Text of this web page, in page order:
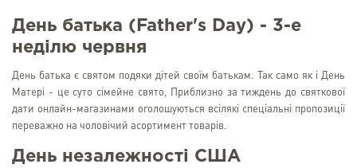
День батька (Father's Day) - 3-е
неділю червня
День батька є святом подяки дітей своїм батькам. Так само як і День
Матері - це суто сімейне свято, Приблизно за тиждень до святкової
дати онлайн-магазинами оголошуються всілякі спеціальні пропозиції
переважно на чоловічий асортимент товарів.
День незалежності США